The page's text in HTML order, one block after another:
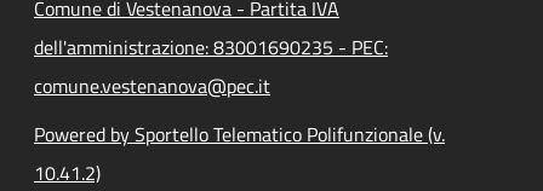
Comune di Vestenanova - Partita IVA
dell'amministrazione: 83001690235 - PEC:
comune.vestenanova@pec.it
Powered by Sportello Telematico Polifunzionale (v.
10.41.2)